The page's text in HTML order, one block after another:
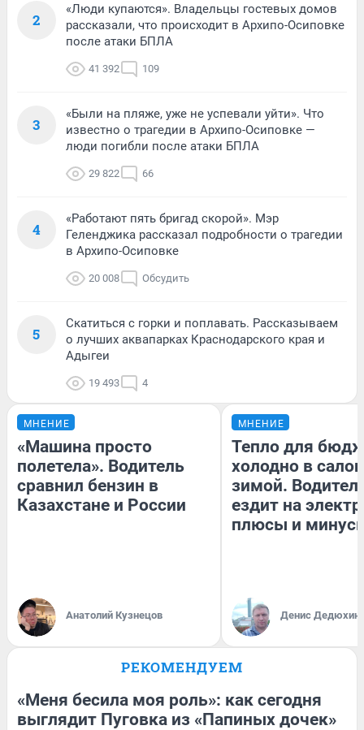
2
«Люди купаются». Владельцы гостевых домов
рассказали, что происходит в Архипо-Осиповке
после атаки БПЛА
41 392 109
3
«Были на пляже, уже не успевали уйти». Что
известно о трагедии в Архипо-Осиповке —
люди погибли после атаки БПЛА
29 822 66
4
«Работают пять бригад скорой». Мэр
Геленджика рассказал подробности о трагедии
в Архипо-Осиповке
20 008 Обсудить
5
Скатиться с горки и поплавать. Рассказываем
о лучших аквапарках Краснодарского края и
Адыгеи
19 493 4
МНЕНИЕ
«Машина просто
полетела». Водитель
сравнил бензин в
Казахстане и России
Анатолий Кузнецов
МНЕНИЕ
Тепло для
холодно в
зимой.
ездит на
плюсы и
Денис Дедюхин
РЕКОМЕНДУЕМ
«Меня бесила моя роль»: как сегодня
выглядит Пуговка из «Папиных дочек»